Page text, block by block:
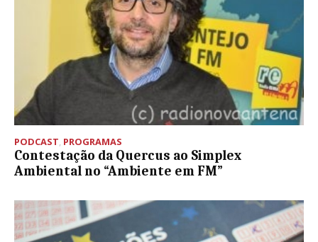
PODCAST, PROGRAMAS
Contestação da Quercus ao Simplex
Ambiental no “Ambiente em FM”